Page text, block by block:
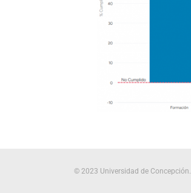
© 2023 Universidad de Concepción.